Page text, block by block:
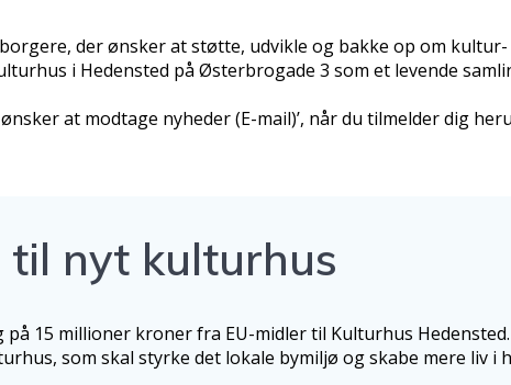
der ønsker at støtte, udvikle og bakke op om
i Hedensted på Østerbrogade 3 som et levende
at modtage nyheder (E-mail)’, når du tilmelder dig
nyt kulturhus
15 millioner kroner fra EU-midler til Kulturhus
som skal styrke det lokale bymiljø og skabe mere liv i